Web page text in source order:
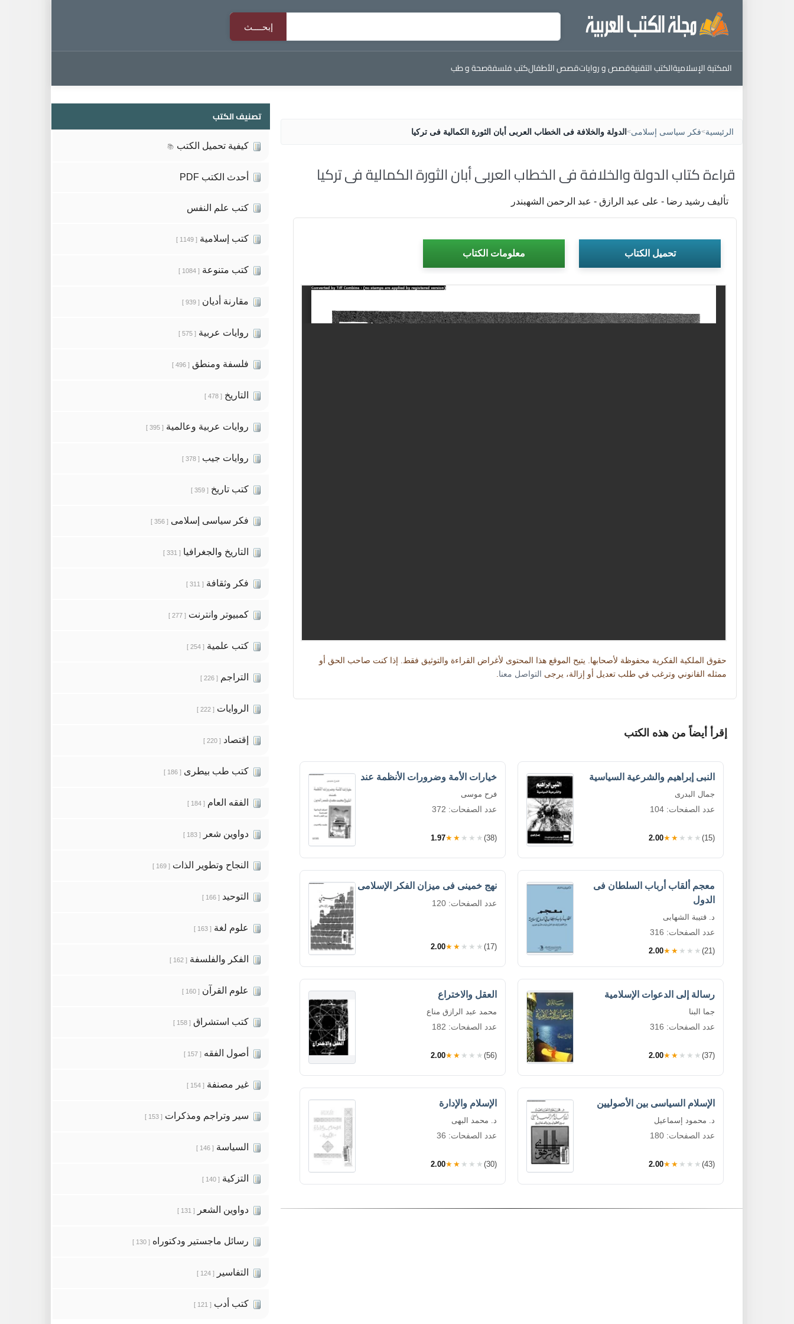
المكتبة الإسلاميةالكتب التقنيةقصص و رواياتقصص الأطفالكتب فلسفةصحة و طب
الرئيسية>فكر سياسى إسلامى> الدولة والخلافة فى الخطاب العربى أبان الثورة الكمالية فى تركيا
قراءة كتاب الدولة والخلافة فى الخطاب العربى أبان الثورة الكمالية فى تركيا
تأليف رشيد رضا - على عبد الرازق - عبد الرحمن الشهبندر
تحميل الكتاب معلومات الكتاب
حقوق الملكية الفكرية محفوظة لأصحابها. يتيح الموقع هذا المحتوى لأغراض القراءة والتوثيق فقط. إذا كنت صاحب الحق أو
ممثله القانوني وترغب في طلب تعديل أو إزالة، يرجى التواصل معنا
إقرأ أيضاً من هذه الكتب
النبى إبراهيم والشرعية السياسية
جمال البدرى
عدد الصفحات: 104
2.00★★★★★ (15)
خيارات الأمة وضرورات الأنظمة عند
فرح موسى
عدد الصفحات: 372
1.97★★★★★ (38)
معجم ألقاب أرباب السلطان فى
الدول
د. قتيبة الشهابى
عدد الصفحات: 316
2.00★★★★★ (21)
نهج خمينى فى ميزان الفكر الإسلامى
عدد الصفحات: 120
2.00★★★★★ (17)
رسالة إلى الدعوات الإسلامية
جما البنا
عدد الصفحات: 316
2.00★★★★★ (37)
العقل والاختراع
محمد عبد الرازق مناع
عدد الصفحات: 182
2.00★★★★★ (56)
الإسلام السياسى بين الأصوليين
د. محمود إسماعيل
عدد الصفحات: 180
2.00★★★★★ (43)
الإسلام والإدارة
د. محمد البهى
عدد الصفحات: 36
2.00★★★★★ (30)
تصنيف الكتب
كيفية تحميل الكتب 📚
أحدث الكتب PDF
كتب علم النفس
كتب إسلامية [ 1149 ]
كتب متنوعة [ 1084 ]
مقارنة أديان [ 939 ]
روايات عربية [ 575 ]
فلسفة ومنطق [ 496 ]
التاريخ [ 478 ]
روايات عربية وعالمية [ 395 ]
روايات جيب [ 378 ]
كتب تاريخ [ 359 ]
فكر سياسى إسلامى [ 356 ]
التاريخ والجغرافيا [ 331 ]
فكر وثقافة [ 311 ]
كمبيوتر وانترنت [ 277 ]
كتب علمية [ 254 ]
التراجم [ 226 ]
الروايات [ 222 ]
إقتصاد [ 220 ]
كتب طب بيطرى [ 186 ]
الفقه العام [ 184 ]
دواوين شعر [ 183 ]
النجاح وتطوير الذات [ 169 ]
التوحيد [ 166 ]
علوم لغة [ 163 ]
الفكر والفلسفة [ 162 ]
علوم القرآن [ 160 ]
كتب استشراق [ 158 ]
أصول الفقه [ 157 ]
غير مصنفة [ 154 ]
سير وتراجم ومذكرات [ 153 ]
السياسة [ 146 ]
التزكية [ 140 ]
دواوين الشعر [ 131 ]
رسائل ماجستير ودكتوراه [ 130 ]
التفاسير [ 124 ]
كتب أدب [ 121 ]